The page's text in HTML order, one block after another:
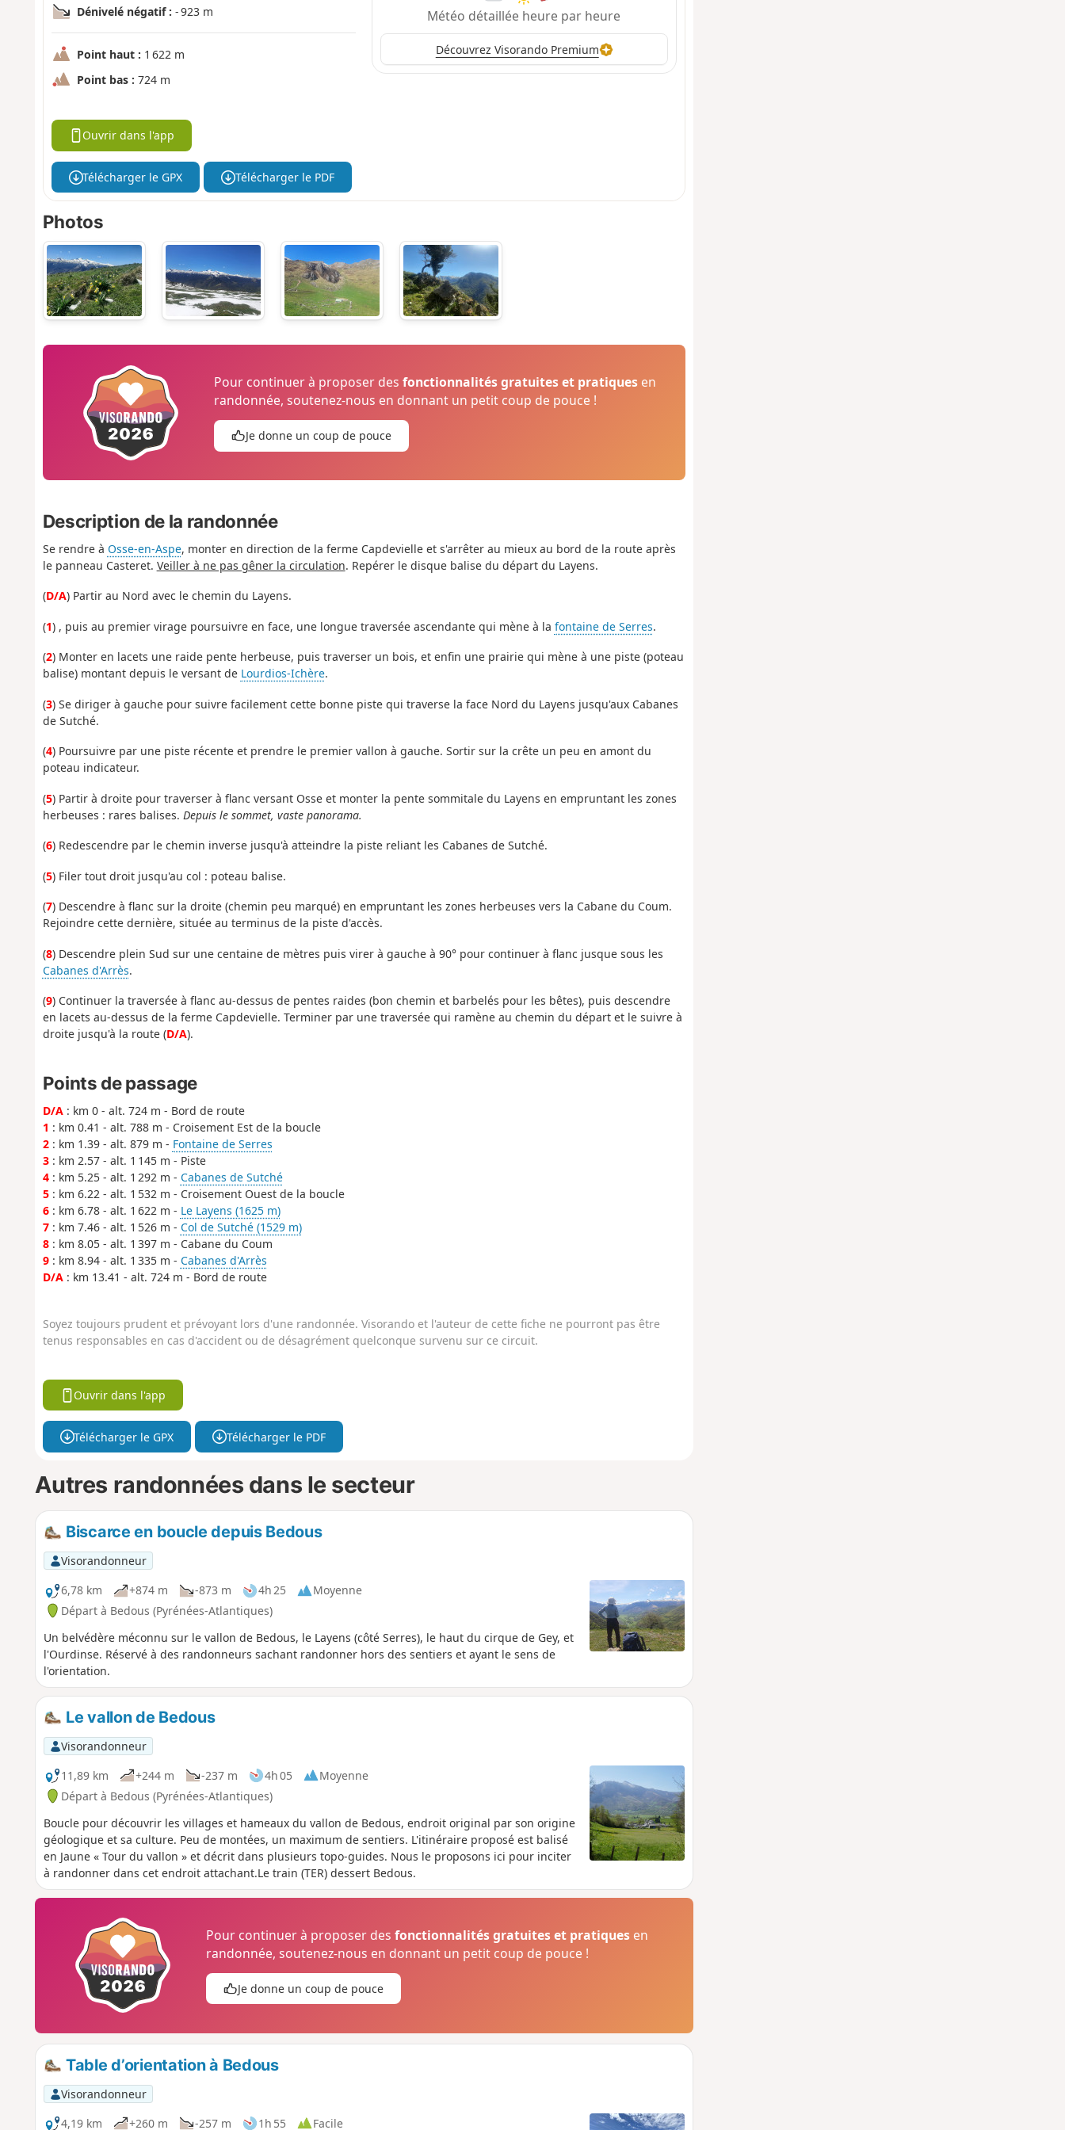
Dénivelé négatif : - 923 m
Point haut : 1 622 m
Point bas : 724 m
Météo détaillée heure par heure
Découvrez Visorando Premium
Ouvrir dans l'app
Télécharger le GPX Télécharger le PDF
Photos
Pour continuer à proposer desfonctionnalités gratuites et pratiques en
randonnée, soutenez-nous en donnant un petit coup de pouce !
Je donne un coup de pouce
Description de la randonnée
Se rendre à Osse-en-Aspe, monter en direction de la ferme Capdevielle et s'arrêter au mieux au bord de la route après
le panneau Casteret. Veiller à ne pas gêner la circulation. Repérer le disque balise du départ du Layens.
(D/A) Partir au Nord avec le chemin du Layens.
(1) , puis au premier virage poursuivre en face, une longue traversée ascendante qui mène à la fontaine de Serres.
(2) Monter en lacets une raide pente herbeuse, puis traverser un bois, et enfin une prairie qui mène à une piste (poteau
balise) montant depuis le versant de Lourdios-Ichère.
(3) Se diriger à gauche pour suivre facilement cette bonne piste qui traverse la face Nord du Layens jusqu'aux Cabanes
de Sutché.
(4) Poursuivre par une piste récente et prendre le premier vallon à gauche. Sortir sur la crête un peu en amont du
poteau indicateur.
(5) Partir à droite pour traverser à flanc versant Osse et monter la pente sommitale du Layens en empruntant les zones
herbeuses : rares balises. Depuis le sommet, vaste panorama.
(6) Redescendre par le chemin inverse jusqu'à atteindre la piste reliant les Cabanes de Sutché.
(5) Filer tout droit jusqu'au col : poteau balise.
(7) Descendre à flanc sur la droite (chemin peu marqué) en empruntant les zones herbeuses vers la Cabane du Coum.
Rejoindre cette dernière, située au terminus de la piste d'accès.
(8) Descendre plein Sud sur une centaine de mètres puis virer à gauche à 90° pour continuer à flanc jusque sous les
Cabanes d'Arrès.
(9) Continuer la traversée à flanc au-dessus de pentes raides (bon chemin et barbelés pour les bêtes), puis descendre
en lacets au-dessus de la ferme Capdevielle. Terminer par une traversée qui ramène au chemin du départ et le suivre à
droite jusqu'à la route (D/A).
Points de passage
D/A: km 0 - alt. 724 m - Bord de route
1 : km 0.41 - alt. 788 m - Croisement Est de la boucle
2: km 1.39 - alt. 879 m - Fontaine de Serres
3: km 2.57 - alt. 1 145 m - Piste
4: km 5.25 - alt. 1 292 m - Cabanes de Sutché
5: km 6.22 - alt. 1 532 m - Croisement Ouest de la boucle
6: km 6.78 - alt. 1 622 m - Le Layens (1625 m)
7: km 7.46 - alt. 1 526 m - Col de Sutché (1529 m)
8: km 8.05 - alt. 1 397 m - Cabane du Coum
9: km 8.94 - alt. 1 335 m - Cabanes d'Arrès
D/A: km 13.41 - alt. 724 m - Bord de route
Soyez toujours prudent et prévoyant lors d'une randonnée. Visorando et l'auteur de cette fiche ne pourront pas être
tenus responsables en cas d'accident ou de désagrément quelconque survenu sur ce circuit.
Ouvrir dans l'app
Télécharger le GPX Télécharger le PDF
Autres randonnées dans le secteur
Biscarce en boucle depuis Bedous
Visorandonneur
6,78 km
+874 m -873 m 4h 25
Moyenne
Départ à Bedous (Pyrénées-Atlantiques)
Un belvédère méconnu sur le vallon de Bedous, le Layens (côté Serres), le haut du cirque de Gey, et
l'Ourdinse. Réservé à des randonneurs sachant randonner hors des sentiers et ayant le sens de
l'orientation.
Le vallon de Bedous
Visorandonneur
11,89 km
+244 m -237 m 4h 05
Moyenne
Départ à Bedous (Pyrénées-Atlantiques)
Boucle pour découvrir les villages et hameaux du vallon de Bedous, endroit original par son origine
géologique et sa culture. Peu de montées, un maximum de sentiers. L'itinéraire proposé est balisé
en Jaune « Tour du vallon » et décrit dans plusieurs topo-guides. Nous le proposons ici pour inciter
à randonner dans cet endroit attachant.Le train (TER) dessert Bedous.
Pour continuer à proposer desfonctionnalités gratuites et pratiques en
randonnée, soutenez-nous en donnant un petit coup de pouce !
Je donne un coup de pouce
Table d’orientation à Bedous
Visorandonneur
4,19 km
+260 m -257 m 1h 55 Facile